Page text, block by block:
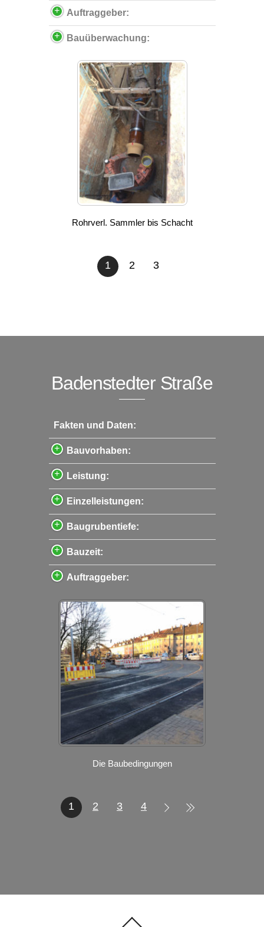
Auftraggeber:
Bauüberwachung:
Rohrverl. Sammler bis Schacht
1 2 3
Badenstedter Straße
Fakten und Daten:
Bauvorhaben:
Leistung:
Einzelleistungen:
Baugrubentiefe:
Bauzeit:
Auftraggeber:
Die Baubedingungen
1 2 3 4